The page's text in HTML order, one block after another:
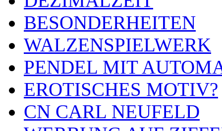
BESONDERHEITEN
WALZENSPIELWERK
PENDEL MIT
EROTISCHES MOTIV?
CN CARL NEUFELD